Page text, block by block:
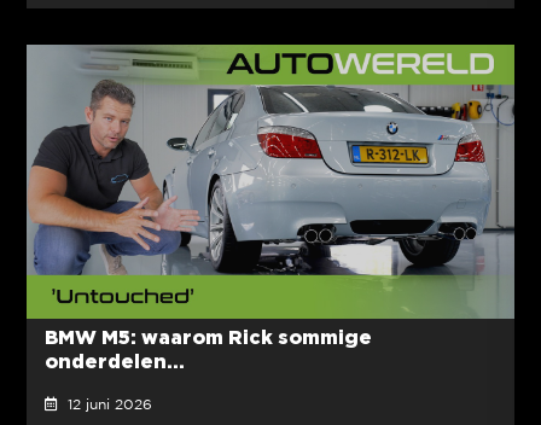
BMW M5: waarom Rick sommige
onderdelen...
12 juni 2026